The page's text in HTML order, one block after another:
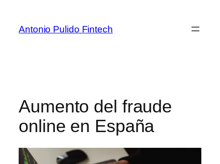
Antonio Pulido Fintech
Aumento del fraude
online en España